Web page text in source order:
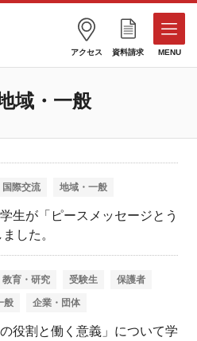
アクセス 資料請求 MENU
域・一般
国際交流 地域・一般
生が「ピースメッセージとう
した。
教育・研究 受験生 保護者
般 企業・団体
役割と働く意義」について学